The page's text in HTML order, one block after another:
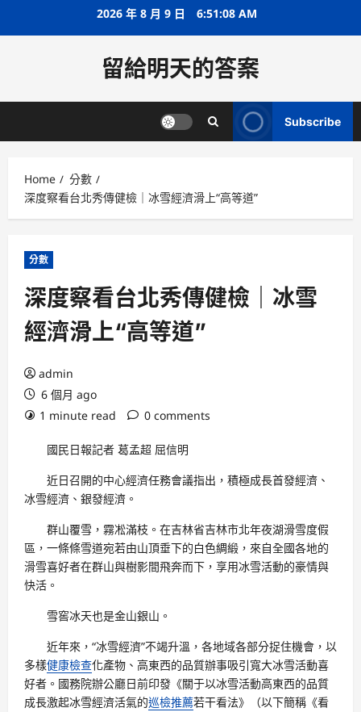
2026 年 8 月 9 日 6:51:09 AM
留給明天的答案
Subscribe
Home
分數
深度察看台北秀傳健檢｜冰雪經濟滑上“高等道”
分數
深度察看台北秀傳健檢｜冰雪
經濟滑上“高等道”
admin
6 個月 ago
1 minute read
0 comments
國民日報記者 葛孟超 屈信明
近日召開的中心經濟任務會議指出，積極成長首發經濟、
冰雪經濟、銀發經濟。
群山覆雪，霧凇滿枝。在吉林省吉林市北年夜湖滑雪度假
區，一條條雪道宛若由山頂垂下的白色綢緞，來自全國各地的
滑雪喜好者在群山與樹影間飛奔而下，享用冰雪活動的豪情與
快活。
雪窖冰天也是金山銀山。
近年來，“冰雪經濟”不竭升溫，各地域各部分捉住機會，以
多樣健康檢查化產物、高東西的品質辦事吸引寬大冰雪活動喜
好者。國務院辦公廳日前印發《關于以冰雪活動高東西的品質
成長激起冰雪經濟活氣的巡檢推薦若干看法》（以下簡稱《看